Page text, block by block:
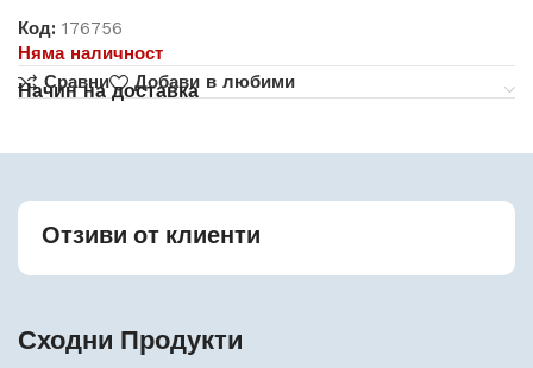
Код:176756
Няма наличност
Сравни
Добави в любими
Начин на доставка
Отзиви от клиенти
Сходни Продукти